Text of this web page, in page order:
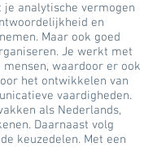
analytische vermogen
en
Maar ook goed
Je werkt met
waardoor er ook
het ontwikkelen van
vaardigheden.
als Nederlands,
Daarnaast volg
keuzedelen. Met een